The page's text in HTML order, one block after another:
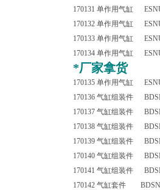
170131 单作用气缸
170132 单作用气缸
170133 单作用气缸
170134 单作用气缸
*厂家拿货
170135 单作用气缸
170136 气缸组装件
170137 气缸组装件
170138 气缸组装件
170139 气缸组装件
170140 气缸组装件
170141 气缸组装件
170142 气缸套件